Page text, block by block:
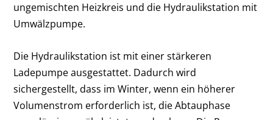
ungemischten Heizkreis und die Hydraulikstation mit
Umwälzpumpe.
Die Hydraulikstation ist mit einer stärkeren
Ladepumpe ausgestattet. Dadurch wird
sichergestellt, dass im Winter, wenn ein höherer
Volumenstrom erforderlich ist, die Abtauphase